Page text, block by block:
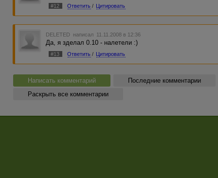
#12 Ответить / Цитировать
DELETED написал 11.11.2008 в 12:36
Да, я зделал 0.10 - налетели :)
#13 Ответить / Цитировать
Написать комментарий
Последние комментарии
Раскрыть все комментарии